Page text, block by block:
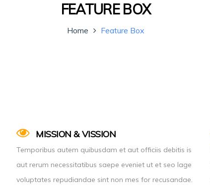
FEATURE BOX
Home Feature Box
MISSION & VISSION
Temporibus autem quibusdam et aut officiis debitis is
aut rerum necessitatibus saepe eveniet ut et seo lage
voluptates repudiandae sint non mes for recusandae.